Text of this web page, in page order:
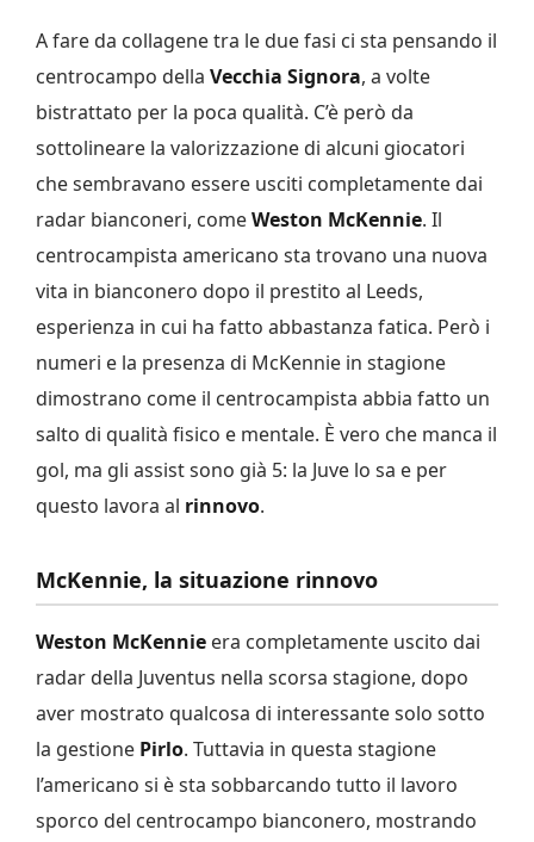
A fare da collagene tra le due fasi ci sta pensando il
centrocampo della Vecchia Signora, a volte
bistrattato per la poca qualità. C’è però da
sottolineare la valorizzazione di alcuni giocatori
che sembravano essere usciti completamente dai
radar bianconeri, comeWeston McKennie. Il
centrocampista americano sta trovano una nuova
vita in bianconero dopo il prestito al Leeds,
esperienza in cui ha fatto abbastanza fatica. Però i
numeri e la presenza di McKennie in stagione
dimostrano come il centrocampista abbia fatto un
salto di qualità fisico e mentale. È vero che manca il
gol, ma gli assist sono già 5: la Juve lo sa e per
questo lavora al rinnovo.
McKennie, la situazione rinnovo
Weston McKennie era completamente uscito dai
radar della Juventus nella scorsa stagione, dopo
aver mostrato qualcosa di interessante solo sotto
la gestione Pirlo. Tuttavia in questa stagione
l’americano si è sta sobbarcando tutto il lavoro
sporco del centrocampo bianconero, mostrando